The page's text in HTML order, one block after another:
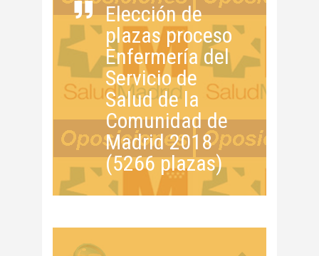
Elección de
plazas proceso
Enfermería del
Servicio de
Salud de la
Comunidad de
Madrid 2018
(5266 plazas)